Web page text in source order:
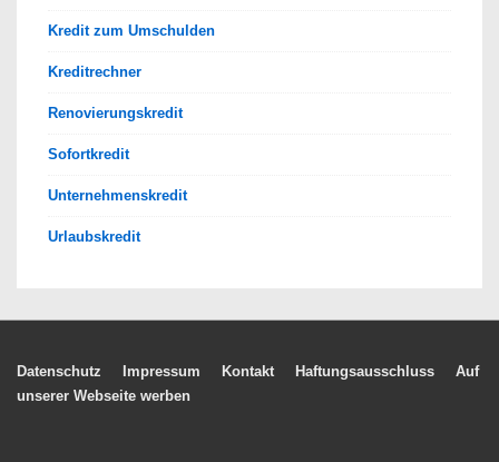
Kredit zum Umschulden
Kreditrechner
Renovierungskredit
Sofortkredit
Unternehmenskredit
Urlaubskredit
Footer-
Datenschutz Impressum Kontakt Haftungsausschluss
Auf
unserer Webseite werben